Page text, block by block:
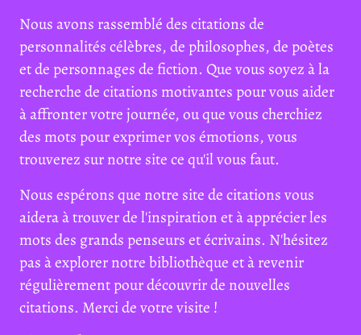
Nous avons rassemblé des citations de
personnalités célèbres, de philosophes, de poètes
et de personnages de fiction. Que vous soyez à la
recherche de citations motivantes pour vous aider
à affronter votre journée, ou que vous cherchiez
des mots pour exprimer vos émotions, vous
trouverez sur notre site ce qu'il vous faut.
Nous espérons que notre site de citations vous
aidera à trouver de l'inspiration et à apprécier les
mots des grands penseurs et écrivains. N'hésitez
pas à explorer notre bibliothèque et à revenir
régulièrement pour découvrir de nouvelles
citations. Merci de votre visite !